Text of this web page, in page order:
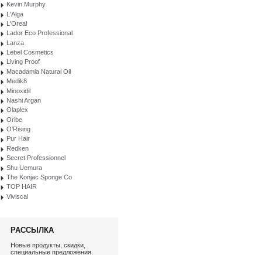
Kevin.Murphy
L'Alga
L'Oreal
Lador Eco Professional
Lanza
Lebel Cosmetics
Living Proof
Macadamia Natural Oil
Medik8
Minoxidil
Nashi Argan
Olaplex
Oribe
O’Rising
Pur Hair
Redken
Secret Professionnel
Shu Uemura
The Konjac Sponge Co
TOP HAIR
Viviscal
РАССЫЛКА
Новые продукты, скидки,
специальные предложения.